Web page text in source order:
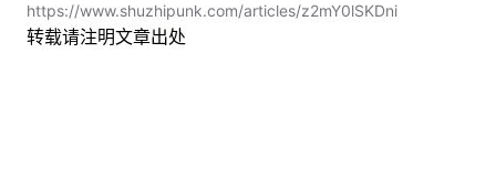
https://www.shuzhipunk.com/articles/z2mY0lSKDni
转载请注明文章出处